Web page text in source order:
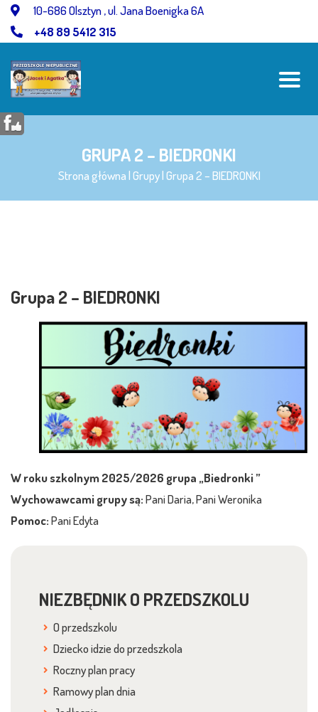
Przejdź 10-686 Olsztyn , ul. Jana Boenigka 6A
+48 89 5412 315
GRUPA 2 – BIEDRONKI
Strona główna|Grupy|Grupa 2 – BIEDRONKI
Grupa 2 – BIEDRONKI
W roku szkolnym 2025/2026 grupa „Biedronki ”
Wychowawcami grupy są:Pani Daria, Pani Weronika
Pomoc:Pani Edyta
NIEZBĘDNIK O PRZEDSZKOLU
O przedszkolu
Dziecko idzie do przedszkola
Roczny plan pracy
Ramowy plan dnia